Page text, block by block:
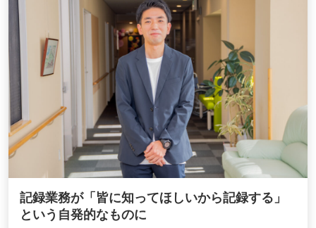
記録業務が「皆に知ってほしいから記録する」
という自発的なものに